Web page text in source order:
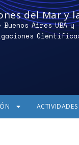
del Mar y
Aires UBA y
Científicas
ACTIVIDADES